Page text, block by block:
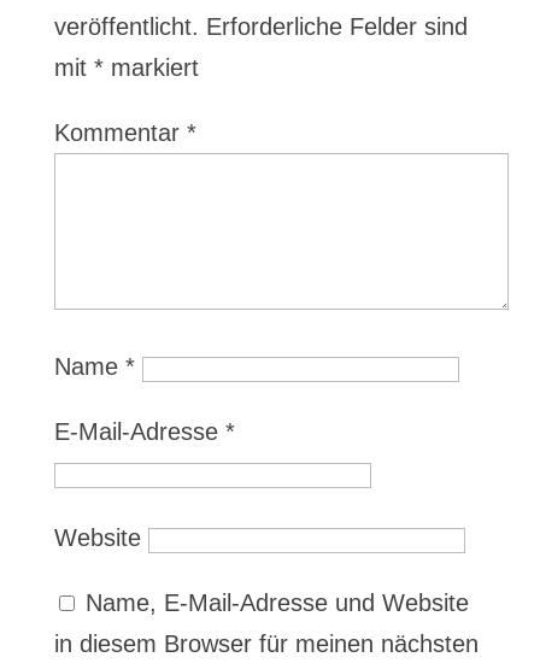
veröffentlicht. Erforderliche Felder sind
mit *markiert
Kommentar *
Name *
E-Mail-Adresse *
Website
Name, E-Mail-Adresse und Website
in diesem Browser für meinen nächsten